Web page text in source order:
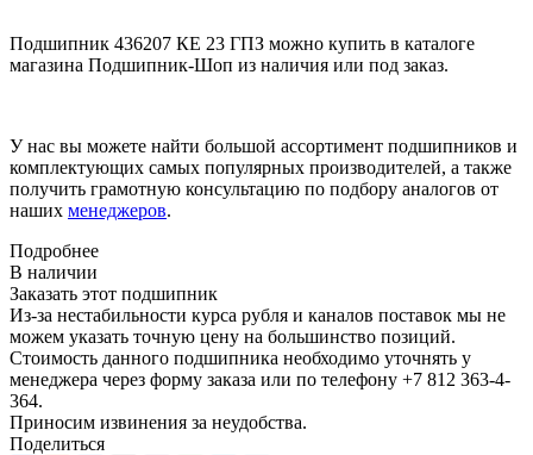
Подшипник 436207 КЕ 23 ГПЗ можно купить в каталоге
магазина Подшипник-Шоп из наличия или под заказ.
У нас вы можете найти большой ассортимент подшипников и
комплектующих самых популярных производителей, а также
получить грамотную консультацию по подбору аналогов от
наших менеджеров.
Подробнее
В наличии
Заказать этот подшипник
Из-за нестабильности курса рубля и каналов поставок мы не
можем указать точную цену на большинство позиций.
Стоимость данного подшипника необходимо уточнять у
менеджера через форму заказа или по телефону +7 812 363-4-
364.
Приносим извинения за неудобства.
Поделиться